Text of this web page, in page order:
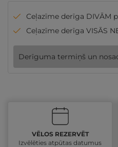
Ceļazīme derīga DIVĀM
Ceļazīme derīga VISĀS
Derīguma termiņš un
VĒLOS REZERVĒT
Izvēlēties atpūtas datumus